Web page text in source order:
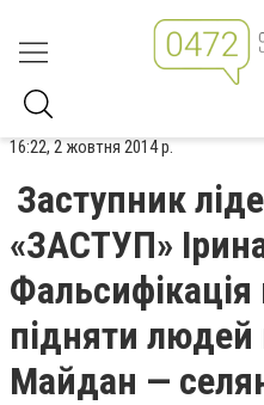
16:22, 2 жовтня 2014 р.
Заступник
«ЗАСТУП»
підняти людей
Майдан —